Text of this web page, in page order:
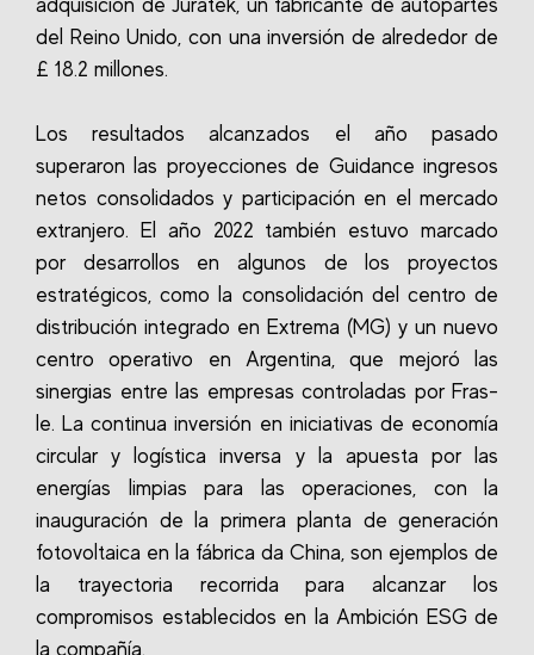
adquisición de Juratek, un fabricante de autopartes
del Reino Unido, con una inversión de alrededor de
£ 18.2 millones.
Los resultados alcanzados el año pasado
superaron las proyecciones de Guidance ingresos
netos consolidados y participación en el mercado
extranjero. El año 2022 también estuvo marcado
por desarrollos en algunos de los proyectos
estratégicos, como la consolidación del centro de
distribución integrado en Extrema (MG) y un nuevo
centro operativo en Argentina, que mejoró las
sinergias entre las empresas controladas por Fras-
le. La continua inversión en iniciativas de economía
circular y logística inversa y la apuesta por las
energías limpias para las operaciones, con la
inauguración de la primera planta de generación
fotovoltaica en la fábrica da China, son ejemplos de
la trayectoria recorrida para alcanzar los
compromisos establecidos en la Ambición ESG de
la compañía.